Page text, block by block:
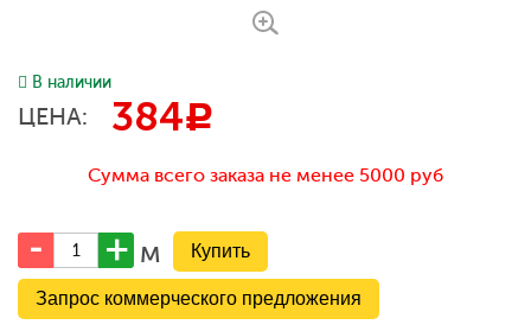
В наличии
ЦЕНА: 384c
Сумма всего заказа не менее 5000 руб
м
Запрос коммерческого предложения